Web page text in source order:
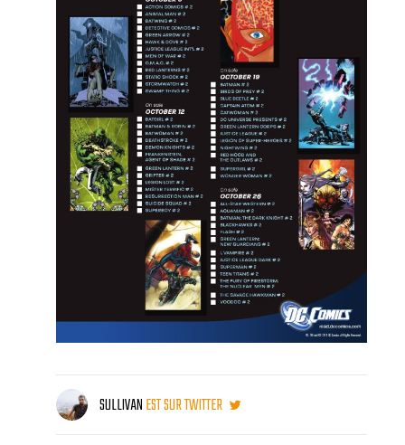
SULLIVANEST SUR TWITTER